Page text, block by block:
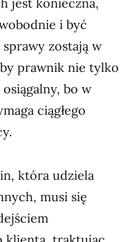
i być
zostają w
prawnik nie tylko
bo w
ciągłego
która udziela
musi się